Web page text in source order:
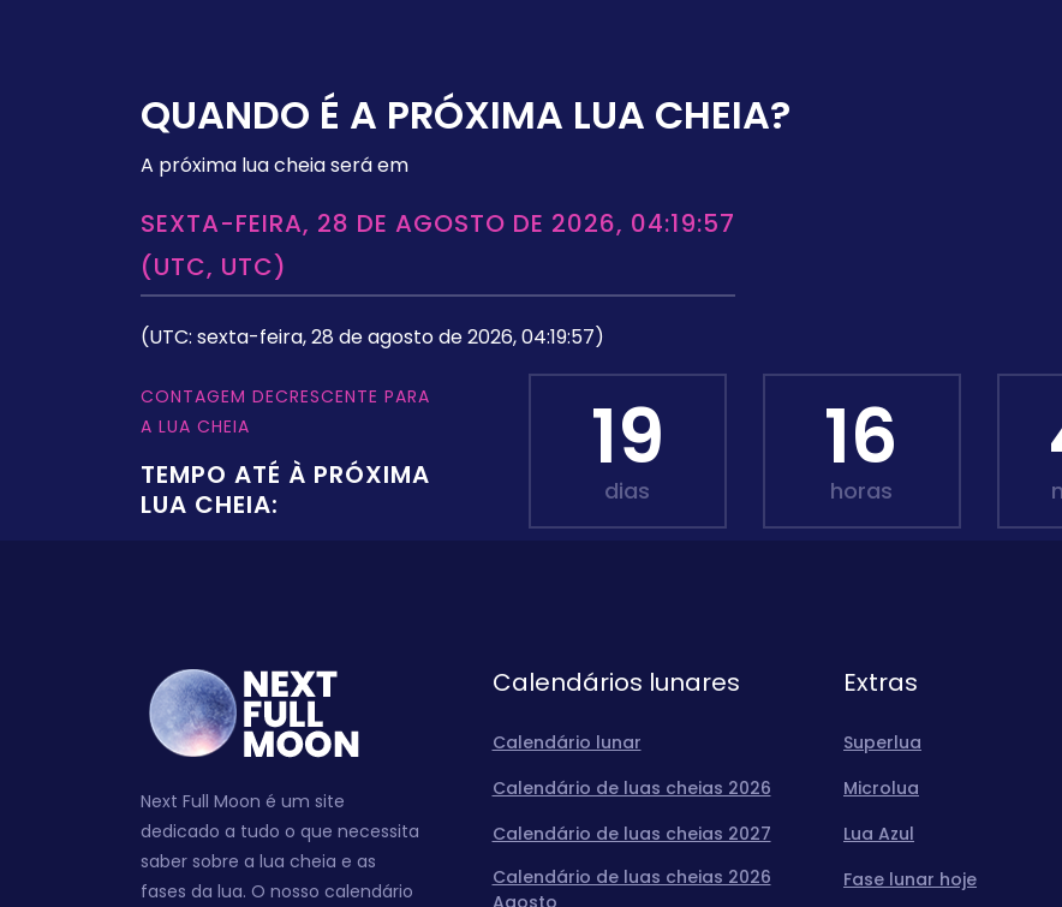
QUANDO É A PRÓXIMA LUA CHEIA?
A próxima lua cheia será em
SEXTA-FEIRA, 28 DE AGOSTO DE 2026, 04:19:57
(UTC, UTC)
(UTC: sexta-feira, 28 de agosto de 2026, 04:19:57)
CONTAGEM DECRESCENTE PARA
A LUA CHEIA
TEMPO ATÉ À PRÓXIMA
LUA CHEIA:
19
dias
16
horas
Next Full Moon é um site
dedicado a tudo o que necessita
saber sobre a lua cheia e as
fases da lua. O nosso calendário
Calendários lunares
Calendário lunar
Calendário de luas cheias 2026
Calendário de luas cheias 2027
Calendário de luas cheias 2026
Agosto
Extras
Superlua
Microlua
Lua Azul
Fase lunar hoje